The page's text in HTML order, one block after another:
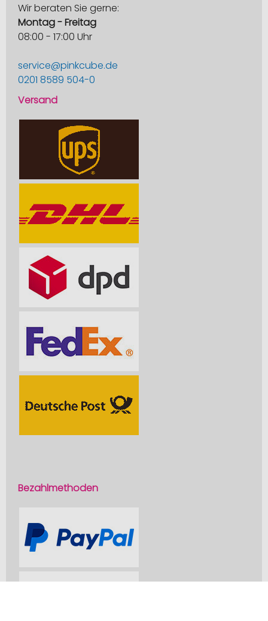
Wir beraten Sie gerne:
Montag - Freitag
08:00 - 17:00 Uhr
service@pinkcube.de
0201 8589 504-0
Versand
Bezahlmethoden